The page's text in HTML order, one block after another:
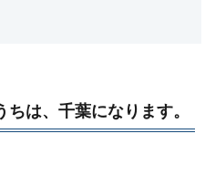
は、千葉になります。